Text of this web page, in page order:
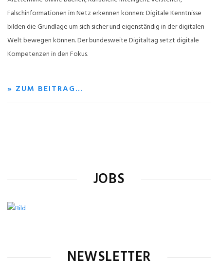
Falschinformationen im Netz erkennen können: Digitale Kenntnisse
bilden die Grundlage um sich sicher und eigenständig in der digitalen
Welt bewegen können. Der bundesweite Digitaltag setzt digitale
Kompetenzen in den Fokus.
» ZUM BEITRAG…
JOBS
NEWSLETTER